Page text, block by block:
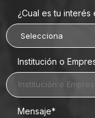
¿Cual es tu
Institución o
Mensaje*